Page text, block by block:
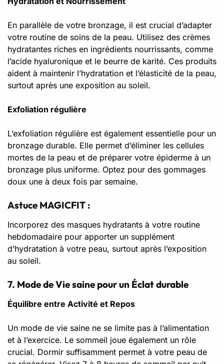
En parallèle de votre bronzage, il est crucial d’adapter
votre routine de soins de la peau. Utilisez des crèmes
hydratantes riches en ingrédients nourrissants, comme
l’acide hyaluronique et le beurre de karité. Ces produits
aident à maintenir l’hydratation et l’élasticité de la peau,
surtout après une exposition au soleil.
Exfoliation régulière
L’exfoliation régulière est également essentielle pour un
bronzage durable. Elle permet d’éliminer les cellules
mortes de la peau et de préparer votre épiderme à un
bronzage plus uniforme. Optez pour des gommages
doux une à deux fois par semaine.
Astuce MAGICFIT :
Incorporez des masques hydratants à votre routine
hebdomadaire pour apporter un supplément
d’hydratation à votre peau, surtout après l’exposition
au soleil.
7. Mode de Vie saine pour un Éclat durable
Équilibre entre Activité et Repos
Un mode de vie saine ne se limite pas à l’alimentation
et à l’exercice. Le sommeil joue également un rôle
crucial. Dormir suffisamment permet à votre peau de